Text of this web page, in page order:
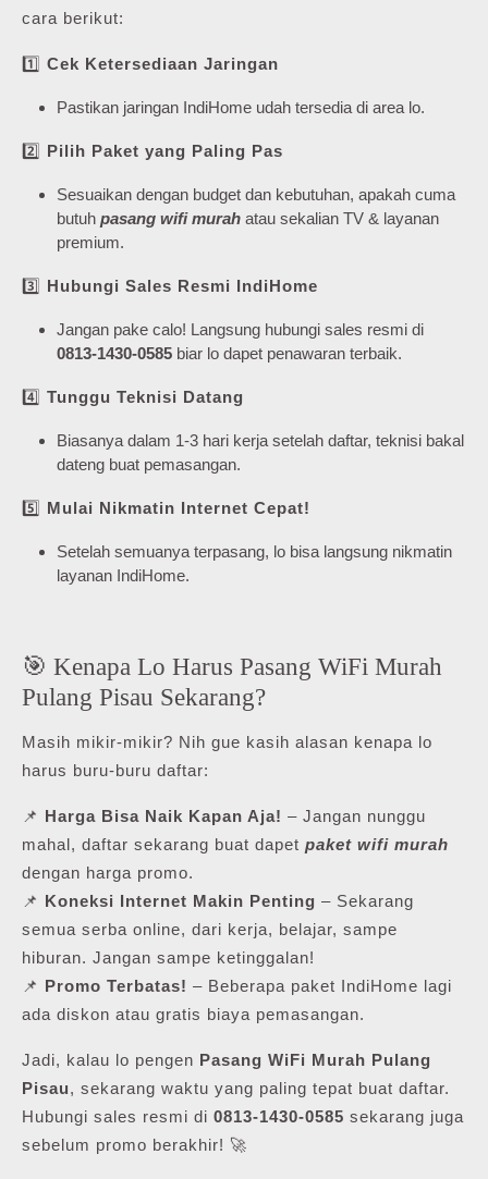
cara berikut:
1️⃣ Cek Ketersediaan Jaringan
Pastikan jaringan IndiHome udah tersedia di area lo.
2️⃣ Pilih Paket yang Paling Pas
Sesuaikan dengan budget dan kebutuhan, apakah cuma
butuh pasang wifi murah atau sekalian TV & layanan
premium.
3️⃣ Hubungi Sales Resmi IndiHome
Jangan pake calo! Langsung hubungi sales resmi di
0813-1430-0585 biar lo dapet penawaran terbaik.
4️⃣ Tunggu Teknisi Datang
Biasanya dalam 1-3 hari kerja setelah daftar, teknisi bakal
dateng buat pemasangan.
5️⃣ Mulai Nikmatin Internet Cepat!
Setelah semuanya terpasang, lo bisa langsung nikmatin
layanan IndiHome.
🎯 Kenapa Lo Harus Pasang WiFi Murah
Pulang Pisau Sekarang?
Masih mikir-mikir? Nih gue kasih alasan kenapa lo
harus buru-buru daftar:
📌 Harga Bisa Naik Kapan Aja! – Jangan nunggu
mahal, daftar sekarang buat dapet paket wifi murah
dengan harga promo.
📌 Koneksi Internet Makin Penting – Sekarang
semua serba online, dari kerja, belajar, sampe
hiburan. Jangan sampe ketinggalan!
📌 Promo Terbatas! – Beberapa paket IndiHome lagi
ada diskon atau gratis biaya pemasangan.
Jadi, kalau lo pengen Pasang WiFi Murah Pulang
Pisau, sekarang waktu yang paling tepat buat daftar.
Hubungi sales resmi di 0813-1430-0585 sekarang juga
sebelum promo berakhir! 🚀